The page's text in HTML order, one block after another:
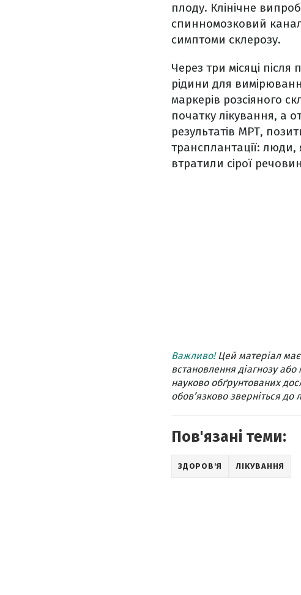
плоду. Клінічне
спинномозковий канал
симптоми склерозу.
Через три місяці
рідини для
маркерів розсіяного
початку лікування, а
результатів МРТ,
трансплантації:
втратили сірої
Важливо!Цей матеріал
встановлення діагнозу або
науково обґрунтованих
обов’язково зверніться до
Пов'язані теми:
ЗДОРОВ'Я ЛІКУВАННЯ